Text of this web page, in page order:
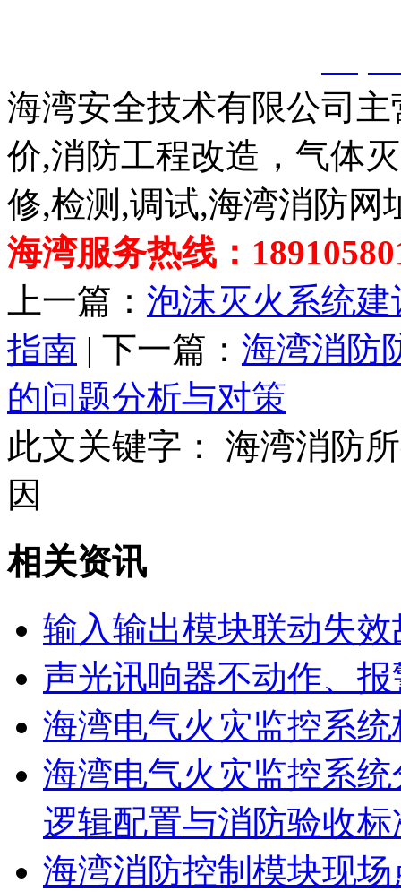
海湾安全技术有限公司
价,消防工程改造，气体
修,检测,调试,海湾消防网
海湾服务热线：
上一篇： 泡沫灭火系统
指南 | 下一篇： 海湾消防
的问题分析与对策
此文关键字：
海湾消防
因
相关资讯
输入输出模块联动失效
声光讯响器不动作、
海湾电气火灾监控系
海湾电气火灾监控系
逻辑配置与消防验收标
海湾消防控制模块现